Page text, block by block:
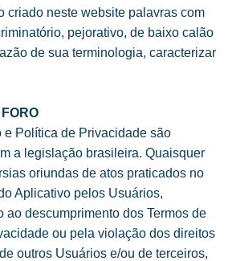
criado neste website palavras com
pejorativo, de baixo calão
de sua terminologia, caracterizar
e Política de Privacidade são
a legislação brasileira. Quaisquer
oriundas de atos praticados no
Aplicativo pelos Usuários,
ao descumprimento dos Termos de
ou pela violação dos direitos
outros Usuários e/ou de terceiros,